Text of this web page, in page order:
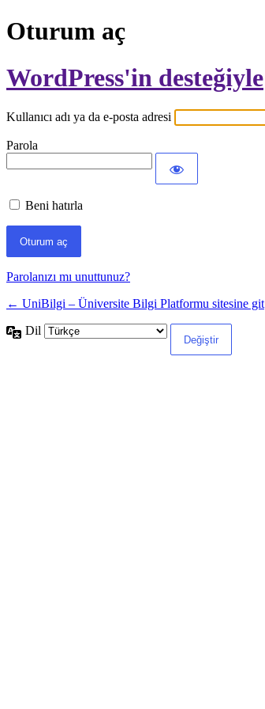
Oturum aç
WordPress'in desteğiyle
Kullanıcı adı ya da e-posta adresi
Parola
Beni hatırla
Parolanızı mı unuttunuz?
← UniBilgi – Üniversite Bilgi Platformu sitesine git
Dil